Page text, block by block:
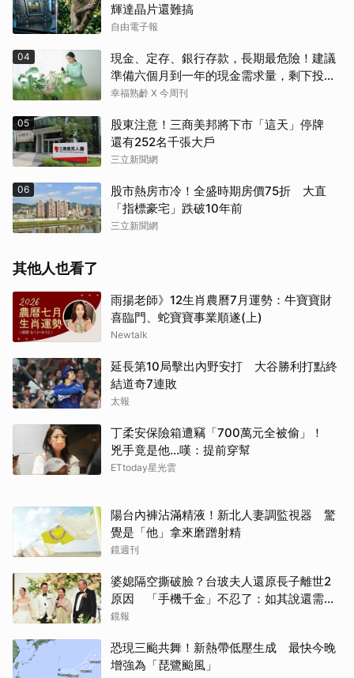
輝達晶片還難搞
自由電子報
04
現金、定存、銀行存款，長期最危險！建議
準備六個月到一年的現金需求量，剩下投資
這2個
幸福熟齡 X 今周刊
05
股東注意！三商美邦將下市「這天」停牌
還有252名千張大戶
三立新聞網
06
股市熱房市冷！全盛時期房價75折 大直
「指標豪宅」跌破10年前
三立新聞網
其他人也看了
雨揚老師》12生肖農曆7月運勢：牛寶寶財
喜臨門、蛇寶寶事業順遂(上)
Newtalk
延長第10局擊出內野安打 大谷勝利打點終
結道奇7連敗
太報
丁柔安保險箱遭竊「700萬元全被偷」！
兇手竟是他...嘆：提前穿幫
ETtoday星光雲
陽台內褲沾滿精液！新北人妻調監視器 驚
覺是「他」拿來磨蹭射精
鏡週刊
婆媳隔空撕破臉？台玻夫人還原長子離世2
原因 「手機千金」不忍了：如其說還需要
離開嗎？
鏡報
恐現三颱共舞！新熱帶低壓生成 最快今晚
增強為「琵鷺颱風」